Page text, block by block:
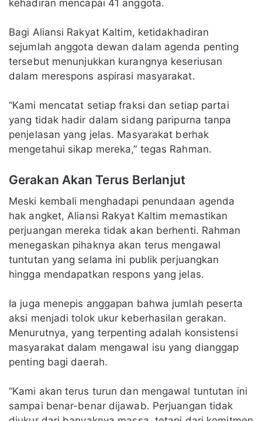
kehadiran mencapai 41 anggota.
Bagi Aliansi Rakyat Kaltim, ketidakhadiran
sejumlah anggota dewan dalam agenda penting
tersebut menunjukkan kurangnya keseriusan
dalam merespons aspirasi masyarakat.
“Kami mencatat setiap fraksi dan setiap partai
yang tidak hadir dalam sidang paripurna tanpa
penjelasan yang jelas. Masyarakat berhak
mengetahui sikap mereka,” tegas Rahman.
Gerakan Akan Terus Berlanjut
Meski kembali menghadapi penundaan agenda
hak angket, Aliansi Rakyat Kaltim memastikan
perjuangan mereka tidak akan berhenti. Rahman
menegaskan pihaknya akan terus mengawal
tuntutan yang selama ini publik perjuangkan
hingga mendapatkan respons yang jelas.
Ia juga menepis anggapan bahwa jumlah peserta
aksi menjadi tolok ukur keberhasilan gerakan.
Menurutnya, yang terpenting adalah konsistensi
masyarakat dalam mengawal isu yang dianggap
penting bagi daerah.
“Kami akan terus turun dan mengawal tuntutan ini
sampai benar-benar dijawab. Perjuangan tidak